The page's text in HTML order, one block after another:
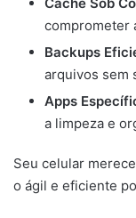
comprometer
Backups
arquivos sem
Apps
a limpeza e
Seu celular
o ágil e eficiente